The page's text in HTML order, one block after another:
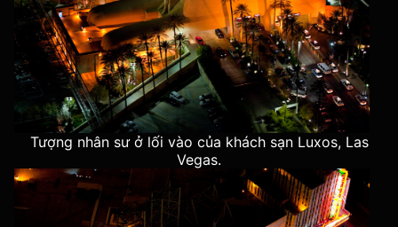
Tượng nhân sư ở lối vào của khách sạn Luxos, Las
Vegas.